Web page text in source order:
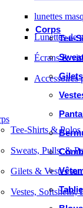
Corps
Tee-
lunettes
Lunettes de
Écrans &
Accessoires
Tee-Shirts & Polos
Sweats, Pulls, &
Gilets & Vestes
Vestes, Softshells,